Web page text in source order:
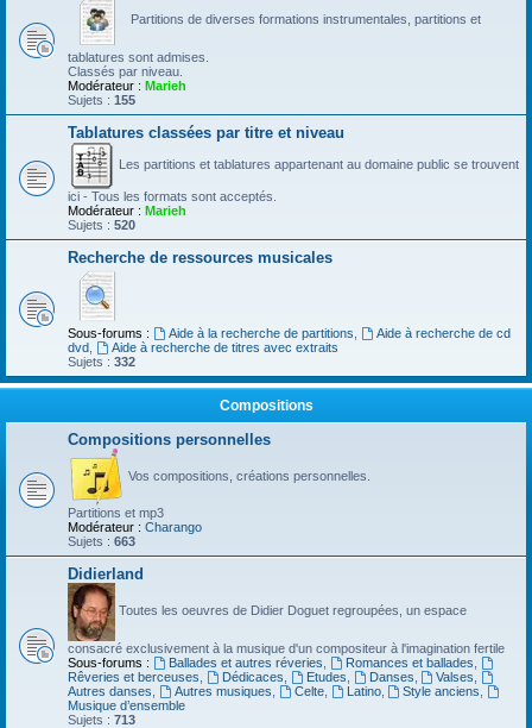
Partitions de diverses formations instrumentales, partitions et
tablatures sont admises.
Classés par niveau.
Modérateur : Marieh
Sujets : 155
Tablatures classées par titre et niveau
Les partitions et tablatures appartenant au domaine public se trouvent
ici - Tous les formats sont acceptés.
Modérateur : Marieh
Sujets : 520
Recherche de ressources musicales
Sous-forums : Aide à la recherche de partitions
Aide à recherche de cd
dvd
Aide à recherche de titres avec extraits
Sujets : 332
Compositions
Compositions personnelles
Vos compositions, créations personnelles.
Partitions et mp3
Modérateur : Charango
Sujets : 663
Didierland
Toutes les oeuvres de Didier Doguet regroupées, un espace
consacré exclusivement à la musique d'un compositeur à l'imagination fertile
Sous-forums :
Ballades et autres réveries Romances et ballades
Rêveries et berceuses
Dédicaces Etudes Danses Valses
Autres danses
Autres musiques Celte, Latino, Style anciens
Musique d’ensemble
Sujets : 713